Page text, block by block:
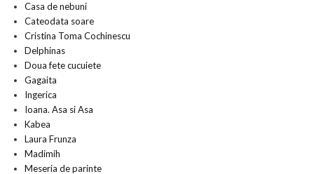
Casa de nebuni
Cateodata soare
Cristina Toma Cochinescu
Delphinas
Doua fete cucuiete
Gagaita
Ingerica
Ioana. Asa si Asa
Kabea
Laura Frunza
Madimih
Meseria de parinte